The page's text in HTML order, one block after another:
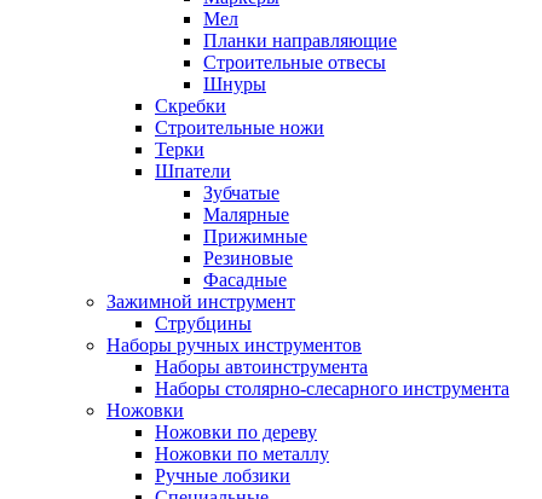
Мел
Планки направляющие
Строительные отвесы
Шнуры
Скребки
Строительные ножи
Терки
Шпатели
Зубчатые
Малярные
Прижимные
Резиновые
Фасадные
Зажимной инструмент
Струбцины
Наборы ручных инструментов
Наборы автоинструмента
Наборы столярно-слесарного инструмента
Ножовки
Ножовки по дереву
Ножовки по металлу
Ручные лобзики